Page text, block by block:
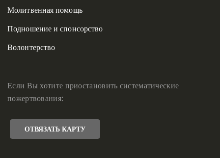
Молитвенная помощь
Подношение и спонсорство
Волонтерство
Если Вы хотите приостановить систематические
пожертвования:
ОТВЯЗАТЬ КАРТУ